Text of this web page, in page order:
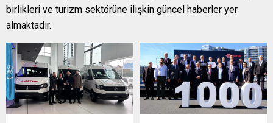
birlikleri ve turizm sektörüne ilişkin güncel haberler yer
almaktadır.